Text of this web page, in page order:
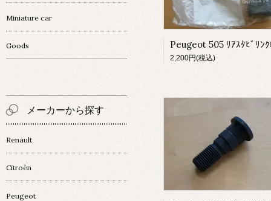
2,200円(税込)
Miniature car
Goods
メーカーから探す
Renault
Citroën
Peugeot